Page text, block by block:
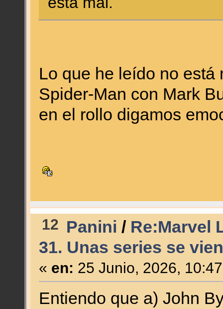
Lo que he leído no está
Spider-Man con Mark
en el rollo digamos
12 Panini / Re:Marvel
31. Unas series se
« en: 25 Junio, 2026,
Entiendo que a) John